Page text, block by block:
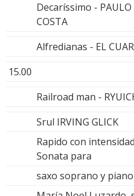
Decaríssimo -
COSTA
Alfredianas - EL
15.00
Railroad man -
Srul IRVING GLICK
Rapido con
Sonata para
saxo soprano y piano